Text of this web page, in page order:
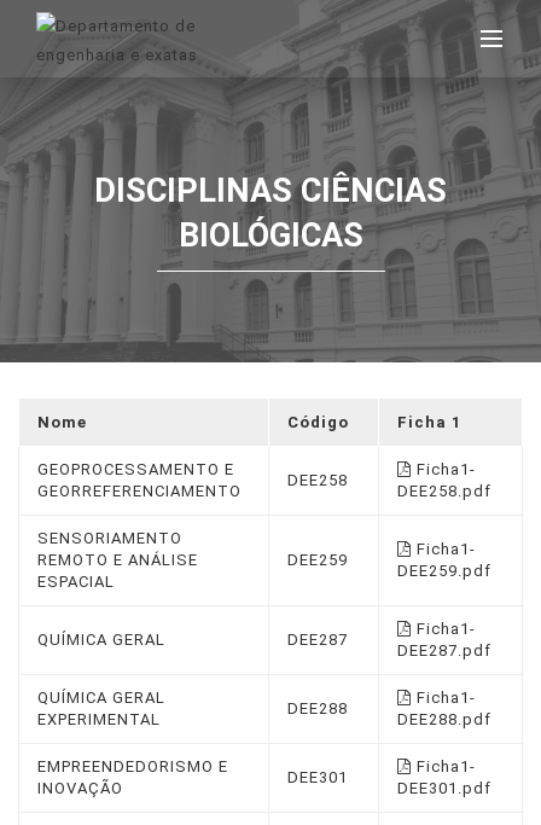
DISCIPLINAS CIÊNCIAS
BIOLÓGICAS
Nome Código Ficha 1
GEOPROCESSAMENTO E
GEORREFERENCIAMENTO
DEE258
Ficha1-
DEE258.pdf
SENSORIAMENTO
REMOTO E ANÁLISE
ESPACIAL
DEE259
Ficha1-
DEE259.pdf
QUÍMICA GERAL DEE287
Ficha1-
DEE287.pdf
QUÍMICA GERAL
EXPERIMENTAL
DEE288
Ficha1-
DEE288.pdf
EMPREENDEDORISMO E
INOVAÇÃO
DEE301
Ficha1-
DEE301.pdf